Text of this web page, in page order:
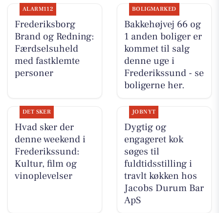
ALARM112
Frederiksborg
Brand og Redning:
Færdselsuheld
med fastklemte
personer
BOLIGMARKED
Bakkehøjvej 66 og
1 anden boliger er
kommet til salg
denne uge i
Frederikssund - se
boligerne her.
DET SKER
Hvad sker der
denne weekend i
Frederikssund:
Kultur, film og
vinoplevelser
JOBNYT
Dygtig og
engageret kok
søges til
fuldtidsstilling i
travlt køkken hos
Jacobs Durum Bar
ApS